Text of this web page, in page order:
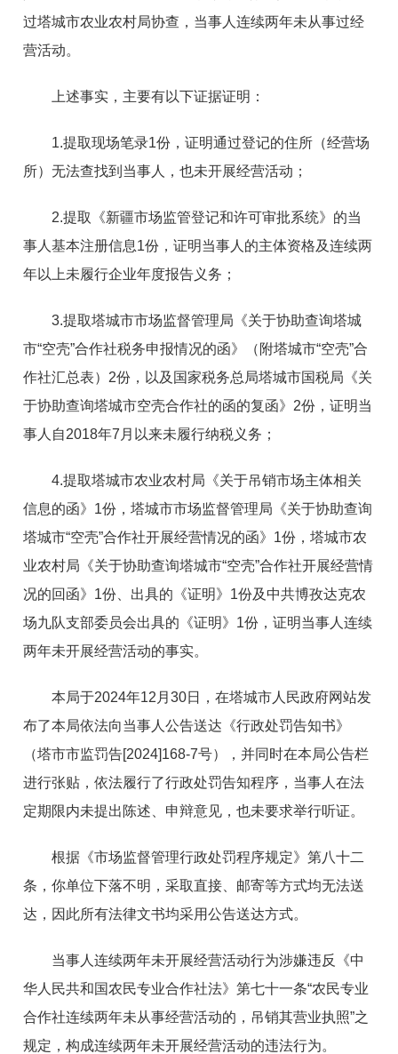
过塔城市农业农村局协查，当事人连续两年未从事过经
营活动。
上述事实，主要有以下证据证明：
1.提取现场笔录1份，证明通过登记的住所（经营场
所）无法查找到当事人，也未开展经营活动；
2.提取《新疆市场监管登记和许可审批系统》的当
事人基本注册信息1份，证明当事人的主体资格及连续两
年以上未履行企业年度报告义务；
3.提取塔城市市场监督管理局《关于协助查询塔城
市“空壳”合作社税务申报情况的函》（附塔城市“空壳”合
作社汇总表） 2份，以及国家税务总局塔城市国税局《关
于协助查询塔城市空壳合作社的函的复函》 2份，证明当
事人 自2018年7 月以来未履行纳税义务 ；
4.提取塔城市农业农村局《关于吊销市场主体相关
信息的函》 1份，塔城市市场监督管理局《关于协助查询
塔城市“空壳”合作社开展经营情况的函》 1份，塔城市农
业农村局《关于协助查询塔城市“空壳”合作社开展经营情
况的回函》 1份、出具的《证明》 1份及中共博孜达克农
场九队支部委员会出具的《证明》 1份，证明当事人连续
两年未开展经营活动的事实。
本局于2024年12 月30日，在塔城市人民政府网站发
布了本局依法向当事人公告送达《行政处罚告知书》
（塔市市监罚告[2024]168-7号），并同时在本局公告栏
进行张贴，依法履行了行政处罚告知程序， 当事人在法
定期限内未提出陈述、申辩意见，也未要求举行听证。
根据《市场监督管理行政处罚程序规定》第八十二
条，你单位下落不明，采取直接、邮寄等方式均无法送
达，因此所有法律文书均采用公告送达方式。
当事人连续两年未开展经营活动行为涉嫌违反《中
华人民共和国农民专业合作社法》第七十一条“农民专业
合作社连续两年未从事经营活动的，吊销其营业执照”之
规定，构成连续两年未开展经营活动的违法行为。